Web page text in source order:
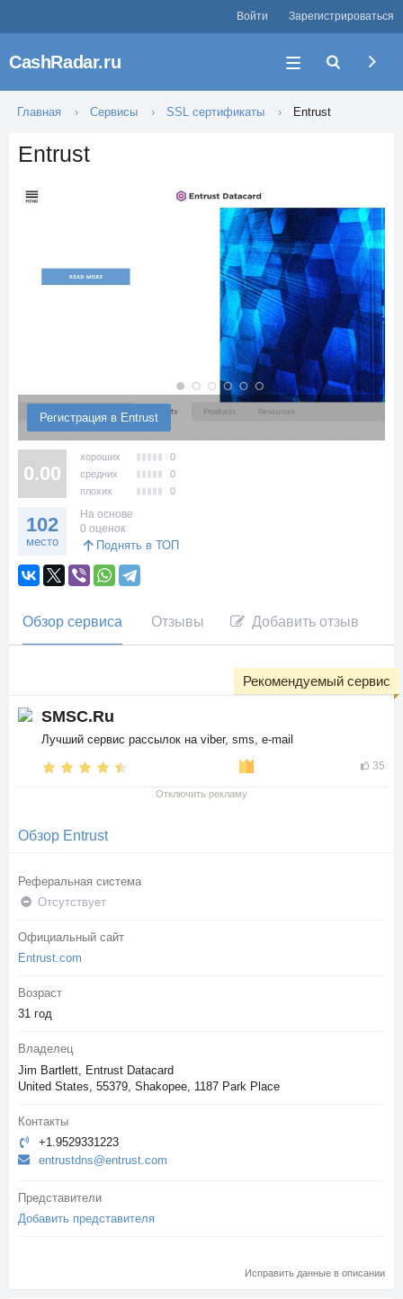
Войти Зарегистрироваться
CashRadar.ru
Главная Сервисы SSL сертификаты Entrust
Entrust
Регистрация в Entrust
0.00
хороших
0
средних
0
плохих
0
102
место
На основе
0 оценок
Поднять в ТОП
Обзор сервиса Отзывы Добавить отзыв
SMSC.Ru
Лучший сервис рассылок на viber, sms, e-mail
35
Рекомендуемый сервис
Отключить рекламу
Обзор Entrust
Реферальная система
Отсутствует
Официальный сайт
Entrust.com
Возраст
31 год
Владелец
Jim Bartlett, Entrust Datacard
United States, 55379, Shakopee, 1187 Park Place
Контакты
+1.9529331223
entrustdns@entrust.com
Представители
Добавить представителя
Исправить данные в описании